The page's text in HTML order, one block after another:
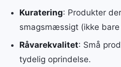
Kuratering: Produkter
smagsmæssigt (ikke bare
Råvarekvalitet: Små
tydelig oprindelse.